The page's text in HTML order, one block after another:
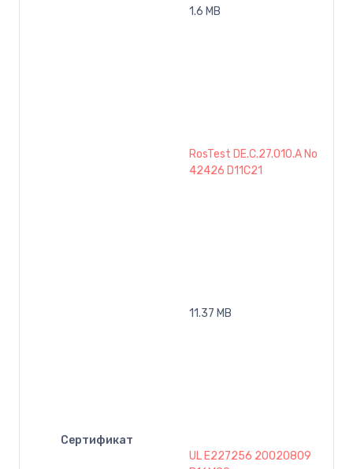
Сертификат
1.6 MB
RosTest DE.C.27.010.A No
42426 D11C21
11.37 MB
UL E227256 20020809